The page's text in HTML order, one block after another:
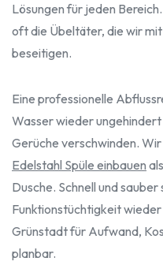
Lösungen für jeden
oft die Übeltäter, die wir
beseitigen.
Eine professionelle
Wasser wieder
Gerüche verschwinden.
Edelstahl Spüle einbauen
Dusche. Schnell und
Funktionstüchtigkeit
Grünstadt für Aufwand,
planbar.